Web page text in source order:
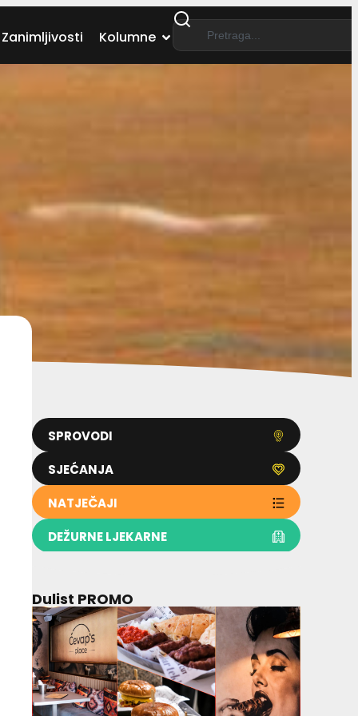
Zanimljivosti Kolumne
SPROVODI
SJEĆANJA
NATJEČAJI
DEŽURNE LJEKARNE
Dulist PROMO